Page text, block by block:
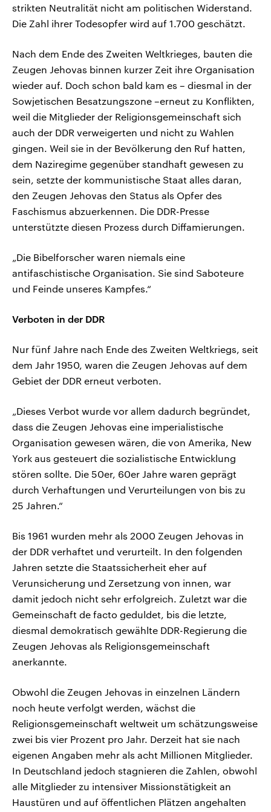
strikten Neutralität nicht am politischen Widerstand.
Die Zahl ihrer Todesopfer wird auf 1.700 geschätzt.
Nach dem Ende des Zweiten Weltkrieges, bauten die
Zeugen Jehovas binnen kurzer Zeit ihre Organisation
wieder auf. Doch schon bald kam es – diesmal in der
Sowjetischen Besatzungszone –erneut zu Konflikten,
weil die Mitglieder der Religionsgemeinschaft sich
auch der DDR verweigerten und nicht zu Wahlen
gingen. Weil sie in der Bevölkerung den Ruf hatten,
dem Naziregime gegenüber standhaft gewesen zu
sein, setzte der kommunistische Staat alles daran,
den Zeugen Jehovas den Status als Opfer des
Faschismus abzuerkennen. Die DDR-Presse
unterstützte diesen Prozess durch Diffamierungen.
„Die Bibelforscher waren niemals eine
antifaschistische Organisation. Sie sind Saboteure
und Feinde unseres Kampfes.“
Verboten in der DDR
Nur fünf Jahre nach Ende des Zweiten Weltkriegs, seit
dem Jahr 1950, waren die Zeugen Jehovas auf dem
Gebiet der DDR erneut verboten.
„Dieses Verbot wurde vor allem dadurch begründet,
dass die Zeugen Jehovas eine imperialistische
Organisation gewesen wären, die von Amerika, New
York aus gesteuert die sozialistische Entwicklung
stören sollte. Die 50er, 60er Jahre waren geprägt
durch Verhaftungen und Verurteilungen von bis zu
25 Jahren.“
Bis 1961 wurden mehr als 2000 Zeugen Jehovas in
der DDR verhaftet und verurteilt. In den folgenden
Jahren setzte die Staatssicherheit eher auf
Verunsicherung und Zersetzung von innen, war
damit jedoch nicht sehr erfolgreich. Zuletzt war die
Gemeinschaft de facto geduldet, bis die letzte,
diesmal demokratisch gewählte DDR-Regierung die
Zeugen Jehovas als Religionsgemeinschaft
anerkannte.
Obwohl die Zeugen Jehovas in einzelnen Ländern
noch heute verfolgt werden, wächst die
Religionsgemeinschaft weltweit um schätzungsweise
zwei bis vier Prozent pro Jahr. Derzeit hat sie nach
eigenen Angaben mehr als acht Millionen Mitglieder.
In Deutschland jedoch stagnieren die Zahlen, obwohl
alle Mitglieder zu intensiver Missionstätigkeit an
Haustüren und auf öffentlichen Plätzen angehalten